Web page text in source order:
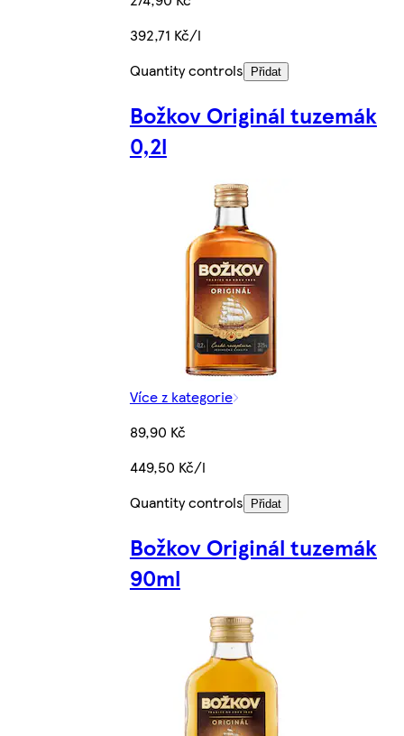
392,71 Kč/l
Quantity controls
Přidat
Božkov Originál tuzemák
0,2l
Více z kategorie
89,90 Kč
449,50 Kč/l
Quantity controls
Přidat
Božkov Originál tuzemák
90ml